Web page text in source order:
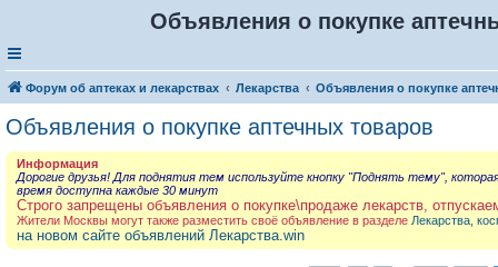
Объявления о покупке
Форум об аптеках и лекарствах Лекарства Объявления о покупке
Объявления о покупке аптечных товаров
Информация
Дорогие друзья! Для поднятия тем используйте кнопку "Поднять тему",
время доступна каждые 30 минут
Строго запрещены объявления о покупке\продаже лекарств,
Жители Москвы могут также разместить своё объявление в разделе Лекарства,
на новом сайте объявлений Лекарства.win